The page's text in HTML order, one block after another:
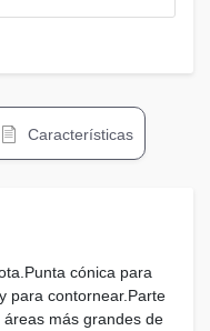
Características
cónica para
para contornear.Parte
más grandes de